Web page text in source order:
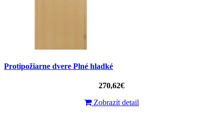
Protipožiarne dvere Plné hladké
270,62€
Zobrazit detail